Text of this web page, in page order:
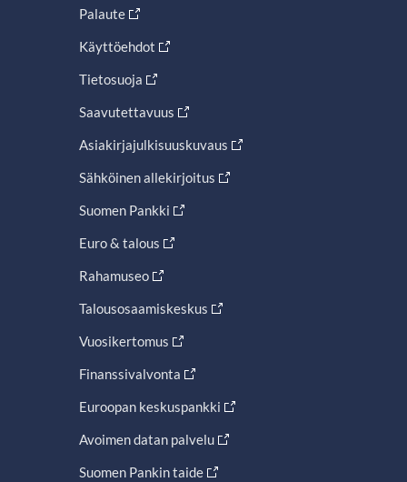
Palaute
Käyttöehdot
Tietosuoja
Saavutettavuus
Asiakirjajulkisuuskuvaus
Sähköinen allekirjoitus
Suomen Pankki
Euro & talous
Rahamuseo
Talousosaamiskeskus
Vuosikertomus
Finanssivalvonta
Euroopan keskuspankki
Avoimen datan palvelu
Suomen Pankin taide